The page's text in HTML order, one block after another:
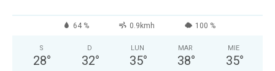
64 % 0.9kmh 100 %
S
28°
D
32°
LUN
35°
MAR
38°
MIE
35°